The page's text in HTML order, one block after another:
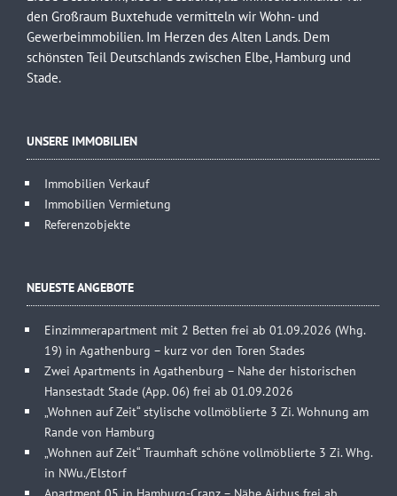
den Großraum Buxtehude vermitteln wir Wohn- und
Gewerbeimmobilien. Im Herzen des Alten Lands. Dem
schönsten Teil Deutschlands zwischen Elbe, Hamburg und
Stade.
UNSERE IMMOBILIEN
Immobilien Verkauf
Immobilien Vermietung
Referenzobjekte
NEUESTE ANGEBOTE
Einzimmerapartment mit 2 Betten frei ab 01.09.2026 (Whg.
19) in Agathenburg – kurz vor den Toren Stades
Zwei Apartments in Agathenburg – Nahe der historischen
Hansestadt Stade (App. 06) frei ab 01.09.2026
„Wohnen auf Zeit“ stylische vollmöblierte 3 Zi. Wohnung am
Rande von Hamburg
„Wohnen auf Zeit“ Traumhaft schöne vollmöblierte 3 Zi. Whg.
in NWu./Elstorf
Apartment 05 in Hamburg-Cranz – Nähe Airbus frei ab